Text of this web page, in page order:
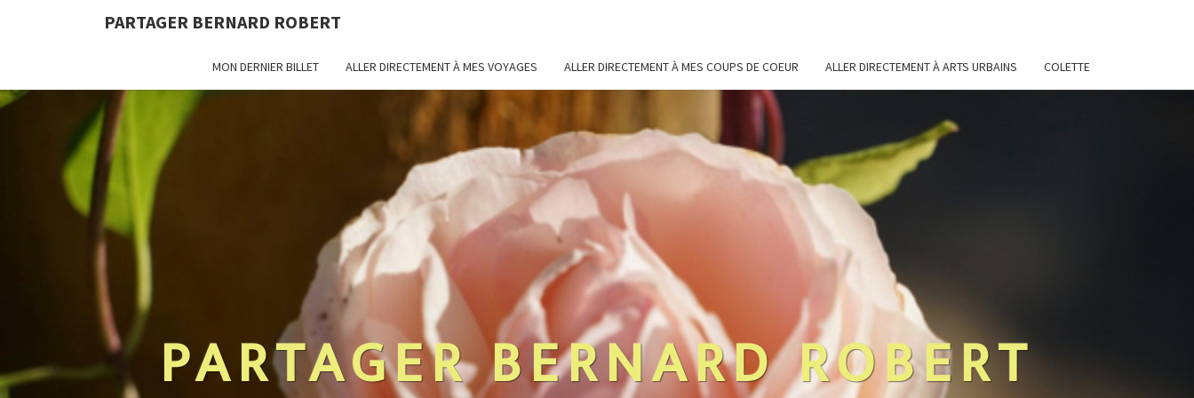
PARTAGER BERNARD ROBERT
MON DERNIER BILLET ALLER DIRECTEMENT À MES VOYAGES ALLER DIRECTEMENT À MES COUPS DE COEUR ALLER DIRECTEMENT À ARTS URBAINS COLETTE
PARTAGER BERNARD ROBERT